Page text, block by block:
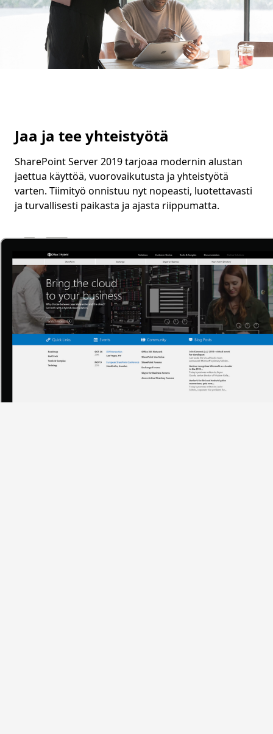
Jaa ja tee yhteistyötä
SharePoint Server 2019 tarjoaa modernin alustan
jaettua käyttöä, vuorovaikutusta ja yhteistyötä
varten. Tiimityö onnistuu nyt nopeasti, luotettavasti
ja turvallisesti paikasta ja ajasta riippumatta.